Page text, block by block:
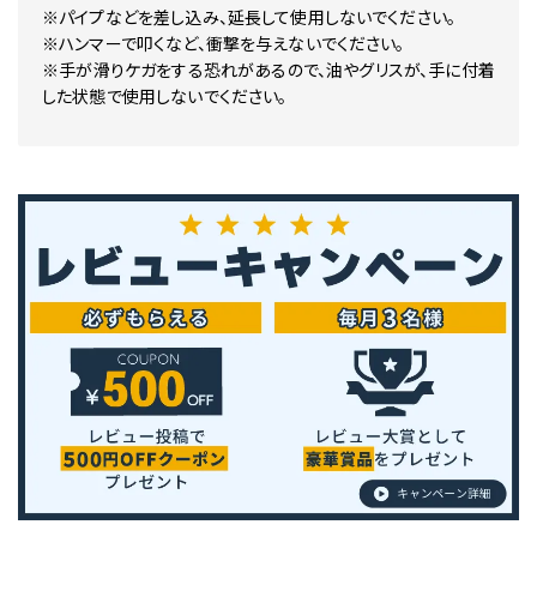
※パイプなどを差し込み、延長して使用しないでください。
※ハンマーで叩くなど、衝撃を与えないでください。
※手が滑りケガをする恐れがあるので、油やグリスが、手に付着
した状態で使用しないでください。